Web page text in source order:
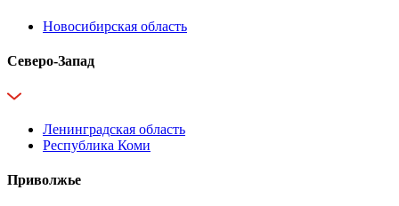
Новосибирская область
Северо-Запад
Ленинградская область
Республика Коми
Приволжье